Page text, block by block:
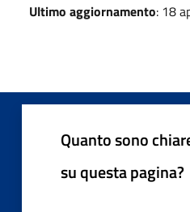
Ultimo aggiornamento: 18
Quanto sono
su questa pagina?